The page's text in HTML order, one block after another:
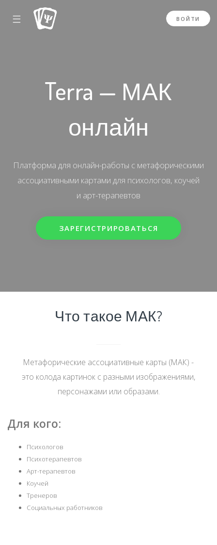
☰ ВОЙТИ
Terra — МАК
онлайн
Платформа для онлайн-работы с метафорическими
ассоциативными картами для психологов, коучей
и арт-терапевтов
ЗАРЕГИСТРИРОВАТЬСЯ
Что такое МАК?
Метафорические ассоциативные карты (МАК) -
это колода картинок с разными изображениями,
персонажами или образами.
Для кого:
Психологов
Психотерапевтов
Арт-терапевтов
Коучей
Тренеров
Социальных работников